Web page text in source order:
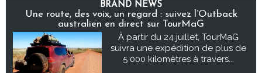
BRAND NEWS
Une route, des voix, un regard : suivez l’Outback
australien en direct sur TourMaG
À partir du 24 juillet, TourMaG
suivra une expédition de plus de
5 000 kilomètres à travers...